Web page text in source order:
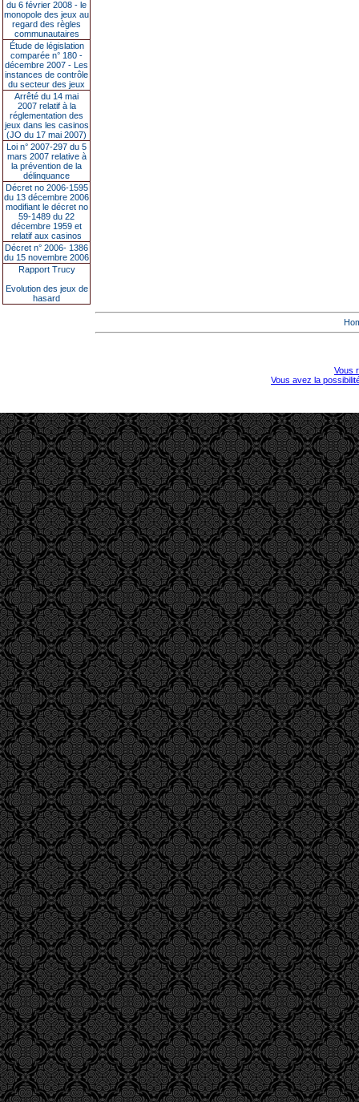
du 6 février 2008 - le
monopole des jeux au
regard des règles
communautaires
Étude de législation
comparée n° 180 -
décembre 2007 - Les
instances de contrôle
du secteur des jeux
Arrêté du 14 mai
2007 relatif à la
réglementation des
jeux dans les casinos
(JO du 17 mai 2007)
Loi n° 2007-297 du 5
mars 2007 relative à
la prévention de la
délinquance
Décret no 2006-1595
du 13 décembre 2006
modifiant le décret no
59-1489 du 22
décembre 1959 et
relatif aux casinos
Décret n° 2006- 1386
du 15 novembre 2006
Rapport Trucy
Evolution des jeux de
hasard
Vous
Vous avez la